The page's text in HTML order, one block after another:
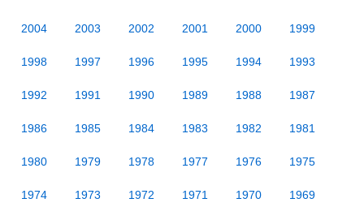
2004 2003 2002 2001 2000 1999
1998 1997 1996 1995 1994 1993
1992 1991 1990 1989 1988 1987
1986 1985 1984 1983 1982 1981
1980 1979 1978 1977 1976 1975
1974 1973 1972 1971 1970 1969